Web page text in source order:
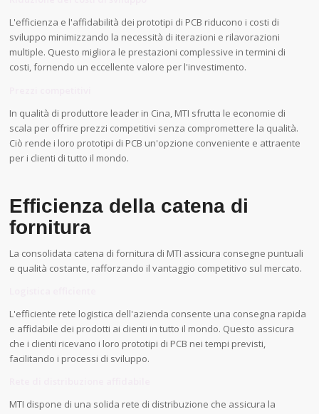
L'efficienza e l'affidabilità dei prototipi di PCB riducono i costi di
sviluppo minimizzando la necessità di iterazioni e rilavorazioni
multiple. Questo migliora le prestazioni complessive in termini di
costi, fornendo un eccellente valore per l'investimento.
In qualità di produttore leader in Cina, MTI sfrutta le economie di
scala per offrire prezzi competitivi senza compromettere la qualità.
Ciò rende i loro prototipi di PCB un'opzione conveniente e attraente
per i clienti di tutto il mondo.
Efficienza della catena di
fornitura
La consolidata catena di fornitura di MTI assicura consegne puntuali
e qualità costante, rafforzando il vantaggio competitivo sul mercato.
L'efficiente rete logistica dell'azienda consente una consegna rapida
e affidabile dei prodotti ai clienti in tutto il mondo. Questo assicura
che i clienti ricevano i loro prototipi di PCB nei tempi previsti,
facilitando i processi di sviluppo.
MTI dispone di una solida rete di distribuzione che assicura la